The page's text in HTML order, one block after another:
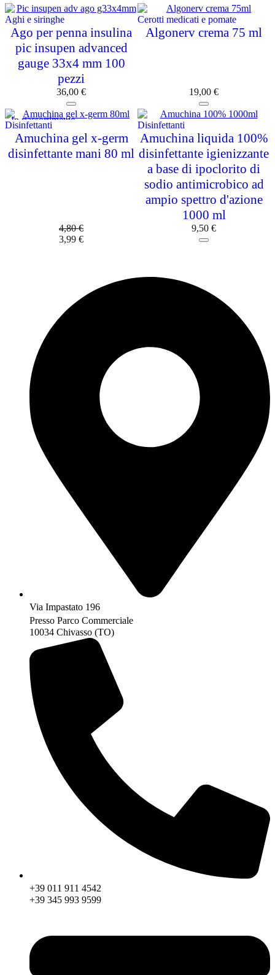
Aghi e siringhe
Ago per penna insulina
pic insupen advanced
gauge 33x4 mm 100
pezzi
36,00 €
Cerotti medicati e pomate
Algonerv crema 75 ml
19,00 €
In riassortimento
Disinfettanti
Amuchina gel x-germ
disinfettante mani 80 ml
4,80€
3,99 €
Disinfettanti
Amuchina liquida 100%
disinfettante igienizzante
a base di ipoclorito di
sodio antimicrobico ad
ampio spettro d'azione
1000 ml
9,50 €
Via Impastato 196
Presso Parco Commerciale
10034 Chivasso (TO)
+39 011 911 4542
+39 345 993 9599